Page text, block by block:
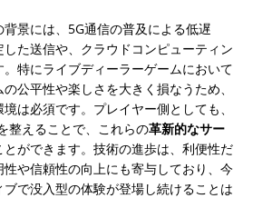
景には、5G通信の普及による低遅
た送信や、クラウドコンピューティン
特にライブディーラーゲームにおいて
公平性や楽しさを大きく損なうため、
は必須です。プレイヤー側としても、
整えることで、これらの革新的なサー
とができます。技術の進歩は、利便性だ
や信頼性の向上にも寄与しており、今
で没入型の体験が登場し続けることは